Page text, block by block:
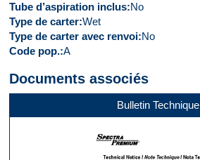
Tube d’aspiration inclus No
Type de carter Wet
Type de carter avec renvoi No
Code pop. A
Documents associés
Bulletin Technique